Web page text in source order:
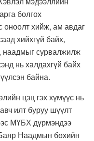
болгох
оноолт хийж, ам авдаг
хийхгүй байх,
наадмыг сурвалжилж
нь халдахгүй байх
байна.
цэц гэх хүмүүс нь
илт буруу шүүлт
МҮБХ дүрмэндээ
Наадмын бөхийн